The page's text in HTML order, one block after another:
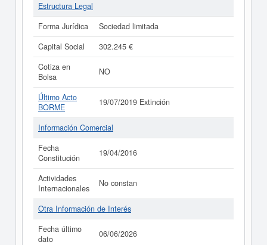
Estructura Legal
Forma Jurídica
Sociedad limitada
Capital Social
302.245 €
Cotiza en
Bolsa
NO
Último Acto
BORME
19/07/2019 Extinción
Información Comercial
Fecha
Constitución
19/04/2016
Actividades
Internacionales
No constan
Otra Información de Interés
Fecha último
dato
06/06/2026